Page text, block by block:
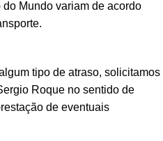
Mundo variam de acordo
tipo de atraso, solicitamos
Roque no sentido de
de eventuais